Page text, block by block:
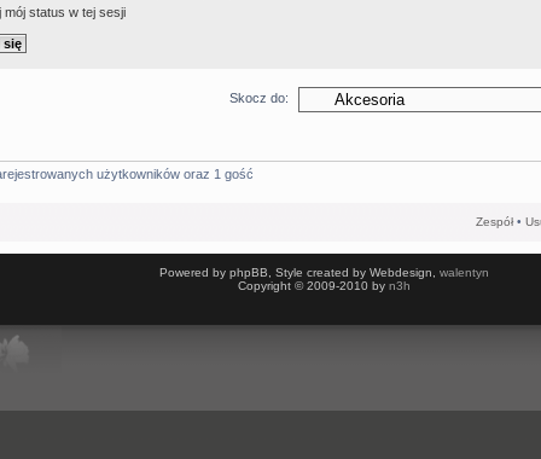
mój status w tej sesji
Skocz do:
użytkowników oraz 1 gość
Zespół •
Powered by phpBB, Style created by Webdesign, walentyn
Copyright © 2009-2010 by n3h